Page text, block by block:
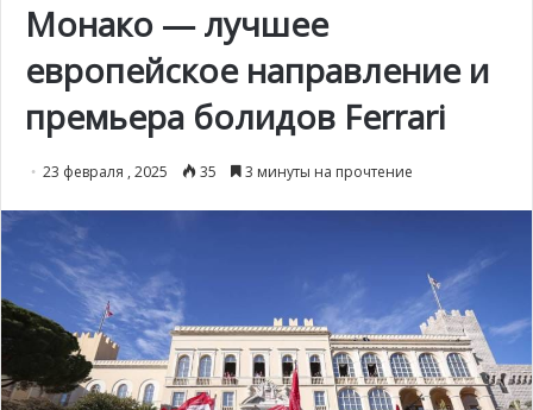
Монако — лучшее
европейское направление и
премьера болидов Ferrari
23 февраля , 2025 35 3 минуты на прочтение